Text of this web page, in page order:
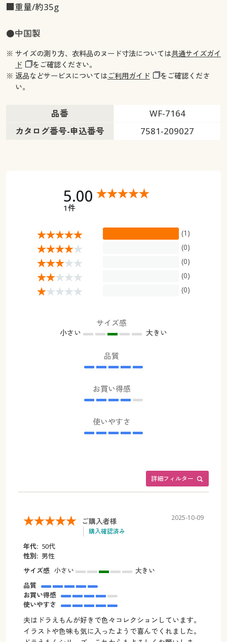
■重量/約35g
●中国製
※ サイズの測り方、衣料品のヌード寸法については共通サイズガイ
ド
をご確認ください。
※ 返品などサービスについてはご利用ガイド
をご確認くださ
い。
品番
WF-7164
カタログ番号-申込番号
7581-209027
5.00
1件
(1)
(0)
(0)
(0)
(0)
サイズ感
小さい 大きい
品質
お買い得感
使いやすさ
詳細フィルター
ご購入者様
購入確認済み
2025-10-09
年代: 50代
性別: 男性
サイズ感 小さい
大きい
品質
お買い得感
使いやすさ
夫はドラえもんが好きで色々コレクションしています。
イラストや色味も気に入ったようで喜んでくれました。